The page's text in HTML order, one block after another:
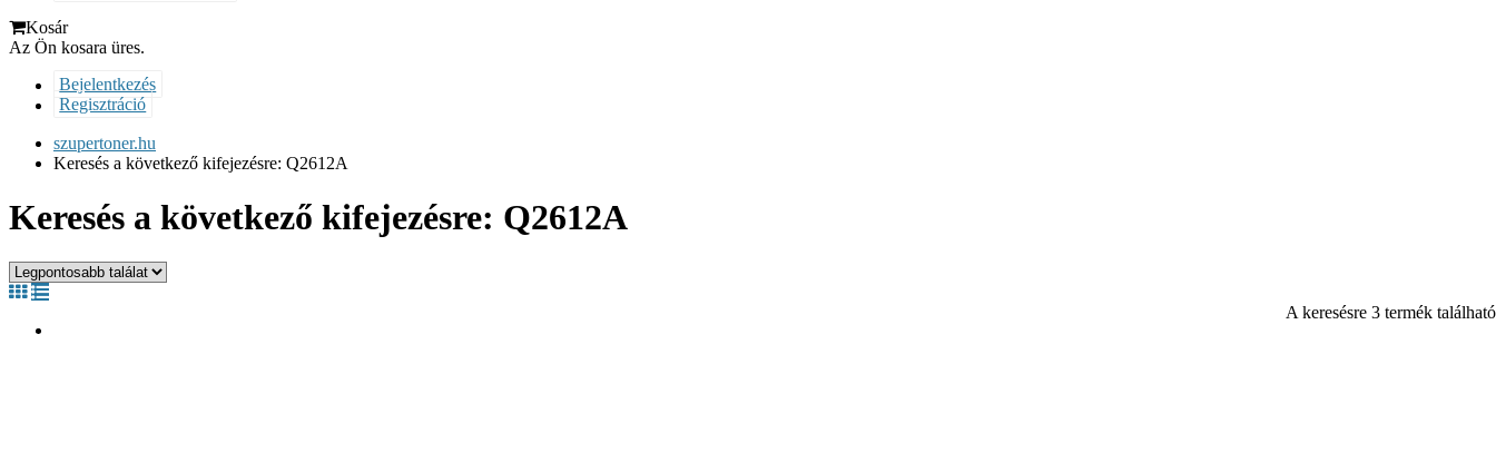
Kosár
Az Ön kosara üres.
Bejelentkezés
Regisztráció
szupertoner.hu
Keresés a következő kifejezésre: Q2612A
Keresés a következő kifejezésre: Q2612A
A keresésre 3 termék